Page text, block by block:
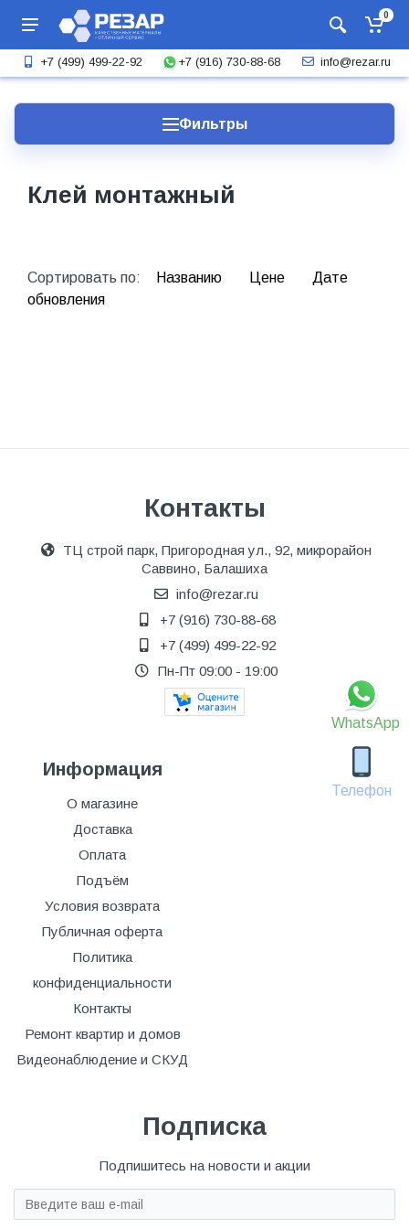
WhatsApp
Телефон
0
+7 (499) 499-22-92 +7 (916) 730-88-68 info@rezar.ru
Фильтры
Клей монтажный
Сортировать по: Названию Цене
Дате
обновления
Контакты
ТЦ строй парк, Пригородная ул., 92, микрорайон
Саввино, Балашиха
info@rezar.ru
+7 (916) 730-88-68
+7 (499) 499-22-92
Пн-Пт 09:00 - 19:00
Информация
О магазине
Доставка
Оплата
Подъём
Условия возврата
Публичная оферта
Политика
конфиденциальности
Контакты
Ремонт квартир и домов
Видеонаблюдение и СКУД
Подписка
Подпишитесь на новости и акции